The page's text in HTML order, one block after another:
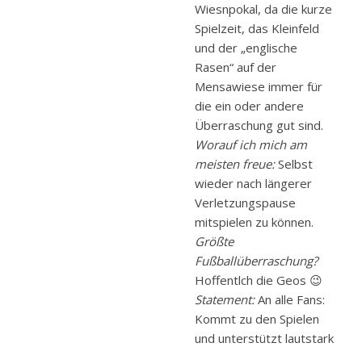
Wiesnpokal, da die kurze
Spielzeit, das Kleinfeld
und der „englische
Rasen“ auf der
Mensawiese immer für
die ein oder andere
Überraschung gut sind.
Worauf ich mich am
meisten freue:Selbst
wieder nach längerer
Verletzungspause
mitspielen zu können.
Größte
Fußballüberraschung?
Hoffentlch die Geos 😉
Statement:An alle Fans:
Kommt zu den Spielen
und unterstützt lautstark